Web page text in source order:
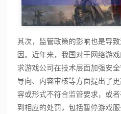
其次，监管政策的影响也是导
因。近年来，我国对于网络游
求游戏公司在技术层面加强安
导向、内容审核等方面提出了
容或形式不符合监管要求，或
到相应的处罚，包括暂停游戏服